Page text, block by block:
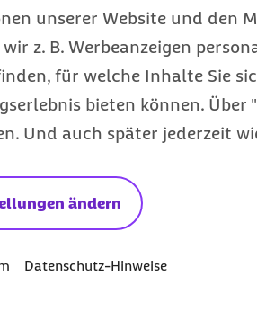
unserer Website und den
z. B. Werbeanzeigen
für welche Inhalte Sie
bieten können.
Und auch später jederzeit
ändern
Datenschutz-Hinweise
Barmer
für ein
Leben
und exklusive